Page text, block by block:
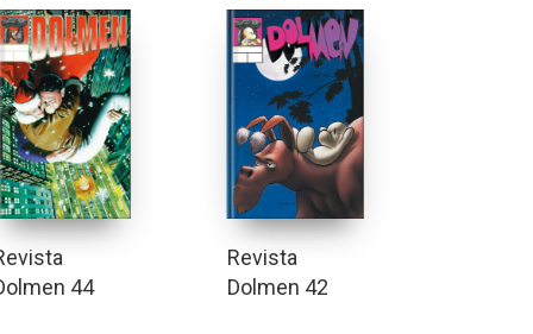
44
Revista
Dolmen 42